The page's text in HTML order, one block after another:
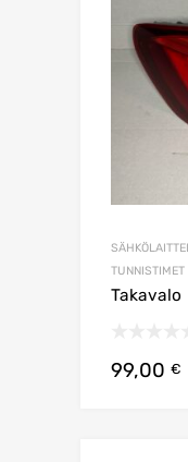
TUNNISTIMET
Takavalo
99,00 €